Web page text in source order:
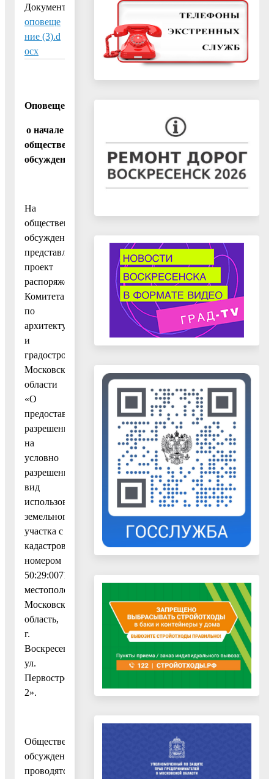
Документ:
оповеще
ние (3).d
ocx
Оповещение
о начале
общественных
обсуждений
На
общественные
обсуждения
представляется
проект
распоряжения
Комитета
по
архитектуре
и
градостроительству
Московской
области
«О
предоставлении
разрешения
на
условно
разрешенный
вид
использования
земельного
участка с
кадастровым
номером
50:29:0071501:31,
местоположение:
Московская
область,
г.
Воскресенск,
ул.
Первостроителей,
2».
Общественные
обсуждения
проводятся